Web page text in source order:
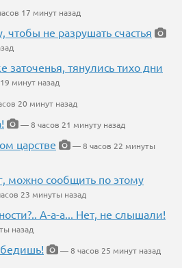
17 минут назад
чтобы не разрушать счастья
заточенья, тянулись тихо дни
минут назад
20 минут назад
— 8 часов 21 минуту назад
царстве
— 8 часов 22 минуты
можно сообщить по этому
23 минуты назад
А-а-а... Нет, не слышали!
назад
— 8 часов 25 минут назад